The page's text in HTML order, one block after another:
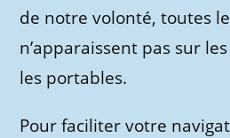
de notre volonté, toutes
n’apparaissent pas sur
les portables.
Pour faciliter votre